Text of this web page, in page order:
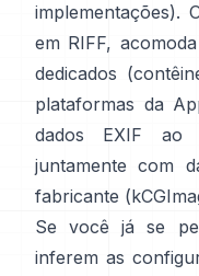
implementações).
em RIFF,
dedicados (
plataformas da
dados EXIF ao
juntamente com
fabricante (
Se você já se
inferem as